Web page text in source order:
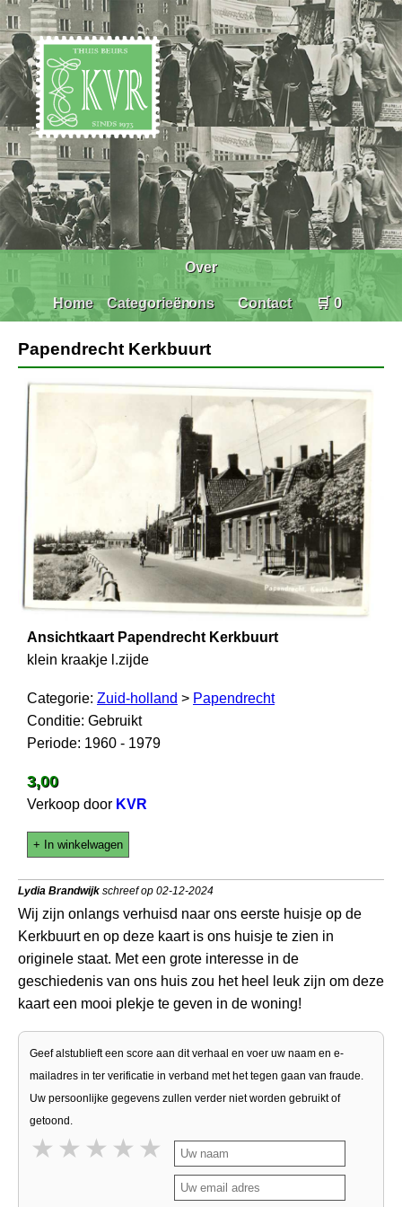
Home Categorieën
Over
ons Contact 🛒 0
Papendrecht Kerkbuurt
Ansichtkaart Papendrecht Kerkbuurt
klein kraakje l.zijde
Categorie: Zuid-holland > Papendrecht
Conditie: Gebruikt
Periode: 1960 - 1979
3,00
Verkoop door KVR
+ In winkelwagen
Lydia Brandwijk schreef op 02-12-2024
Wij zijn onlangs verhuisd naar ons eerste huisje op de
Kerkbuurt en op deze kaart is ons huisje te zien in
originele staat. Met een grote interesse in de
geschiedenis van ons huis zou het heel leuk zijn om deze
kaart een mooi plekje te geven in de woning!
Geef alstublieft een score aan dit verhaal en voer uw naam en e-
mailadres in ter verificatie in verband met het tegen gaan van fraude.
Uw persoonlijke gegevens zullen verder niet worden gebruikt of
getoond.
5 stars
4 stars
3 stars
2 stars
1 star